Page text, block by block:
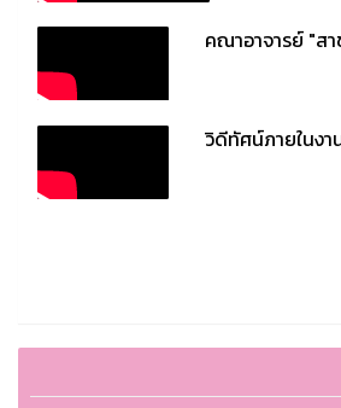
คณาอาจารย์ "สา
วิดีทัศน์ภายในงา